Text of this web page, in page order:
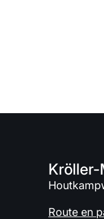
Kröller-
Route en